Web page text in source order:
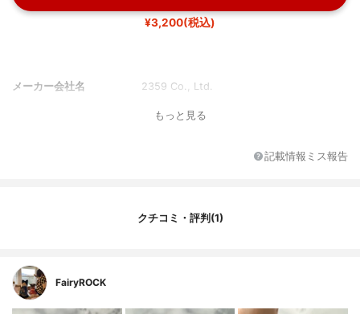
¥3,200(税込)
メーカー会社名 2359 Co., Ltd.
もっと見る
記載情報ミス報告
クチコミ・評判(1)
FairyROCK